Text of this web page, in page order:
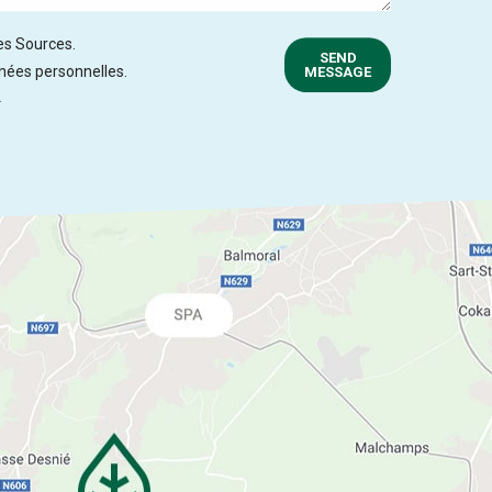
Sources.
personnelles.
SEND
MESSAGE